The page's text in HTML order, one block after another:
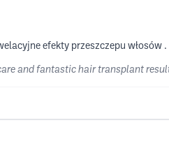
efekty przeszczepu włosów
and fantastic hair transplant